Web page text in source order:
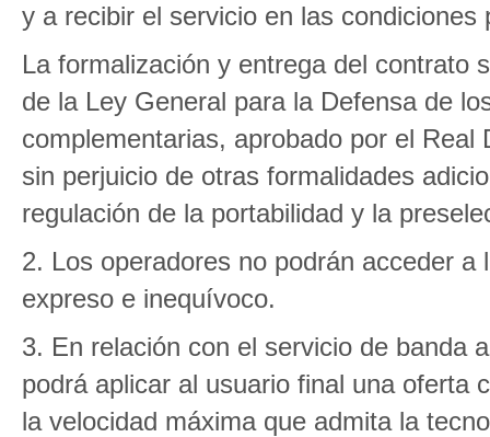
y a recibir el servicio en las condiciones
La formalización y entrega del contrato
de la Ley General para la Defensa de
complementarias, aprobado por el
sin perjuicio de otras formalidades
regulación de la portabilidad y la
2. Los operadores no podrán acceder
expreso e inequívoco.
3. En relación con el servicio de banda
podrá aplicar al usuario final una oferta
la velocidad máxima que admita la